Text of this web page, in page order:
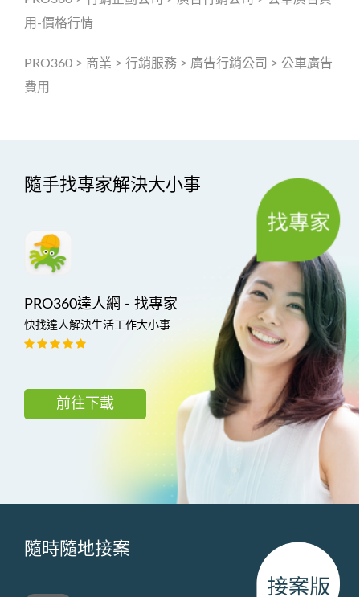
用-價格行情
PRO360 > 商業 > 行銷服務 > 廣告行銷公司 > 公車廣告
費用
隨手找專家解決大小事
PRO360達人網 - 找專家
快找達人解決生活工作大小事
前往下載
隨時隨地接案